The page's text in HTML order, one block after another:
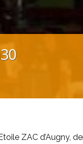
ZAC d’Augny,